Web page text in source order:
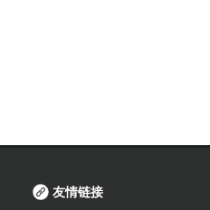
友情链接